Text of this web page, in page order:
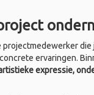
ervaringen.
expressie,